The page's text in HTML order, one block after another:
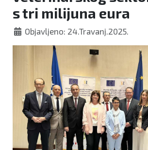
s tri milijuna eura
Objavljeno: 24.Travanj.2025.